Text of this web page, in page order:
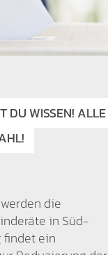
DU WISSEN! ALLE
die
in Süd-
findet ein